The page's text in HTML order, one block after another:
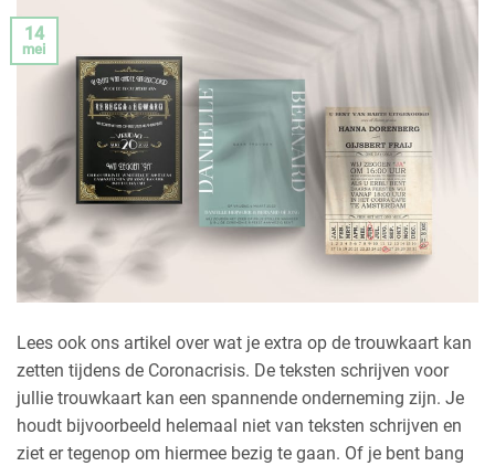
14
mei
Lees ook ons artikel over wat je extra op de trouwkaart kan
zetten tijdens de Coronacrisis. De teksten schrijven voor
jullie trouwkaart kan een spannende onderneming zijn. Je
houdt bijvoorbeeld helemaal niet van teksten schrijven en
ziet er tegenop om hiermee bezig te gaan. Of je bent bang